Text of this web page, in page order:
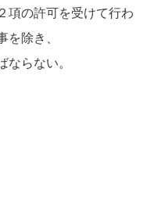
項の許可を受けて行わ
を除き、
ならない。